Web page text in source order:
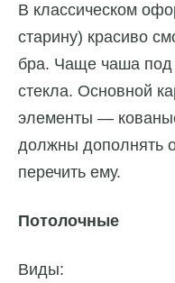
В классическом
старину) красиво
бра. Чаще чаша под
стекла. Основной
элементы —
должны дополнять
перечить ему.
Потолочные
Виды: